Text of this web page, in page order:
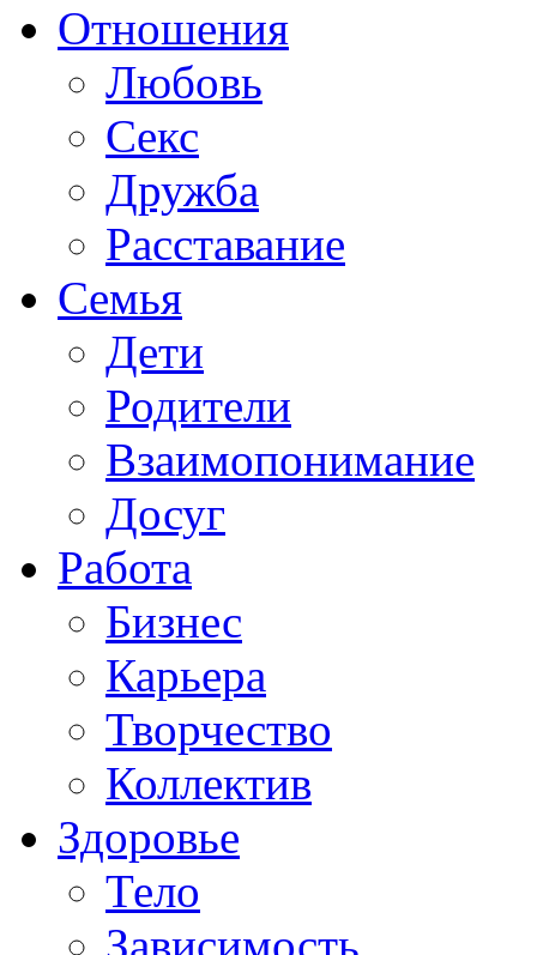
Отношения
Любовь
Секс
Дружба
Расставание
Семья
Дети
Родители
Взаимопонимание
Досуг
Работа
Бизнес
Карьера
Творчество
Коллектив
Здоровье
Тело
Зависимость